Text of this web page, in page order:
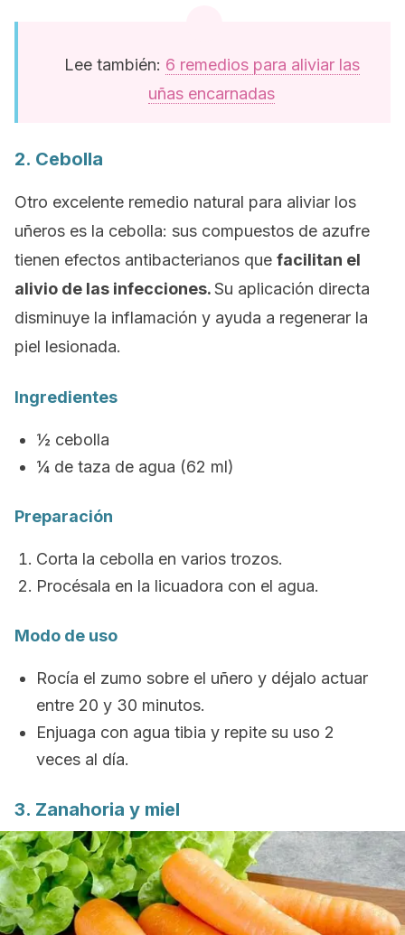
Lee también: 6 remedios para aliviar las
uñas encarnadas
2. Cebolla
Otro excelente remedio natural para aliviar los
uñeros es la cebolla: sus compuestos de azufre
tienen efectos antibacterianos que facilitan el
alivio de las infecciones.Su aplicación directa
disminuye la inflamación y ayuda a regenerar la
piel lesionada.
Ingredientes
½ cebolla
¼ de taza de agua (62 ml)
Preparación
Corta la cebolla en varios trozos.
Procésala en la licuadora con el agua.
Modo de uso
Rocía el zumo sobre el uñero y déjalo actuar
entre 20 y 30 minutos.
Enjuaga con agua tibia y repite su uso 2
veces al día.
3. Zanahoria y miel